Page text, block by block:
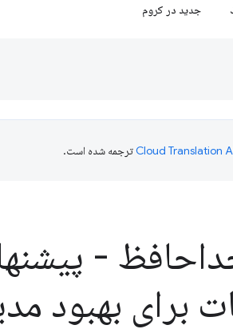
جدید در کروم
ترجمه شده است.
-
برای بهبود